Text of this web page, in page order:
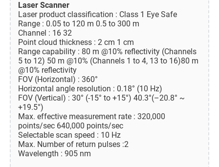
Laser Scanner
Laser product classification : Class 1 Eye Safe
Range : 0.05 to 120 m 0.5 to 300 m
Channel : 16 32
Point cloud thickness : 2 cm 1 cm
Range capability : 80 m @10% reflectivity (Channels
5 to 12) 50 m @10% (Channels 1 to 4, 13 to 16)80 m
@10% reflectivity
FOV (Horizontal) : 360°
Horizontal angle resolution : 0.18° (10 Hz)
FOV (Vertical) : 30° (-15° to +15°) 40.3°(–20.8° ~
+19.5°)
Max. effective measurement rate : 320,000
points/sec 640,000 points/sec
Selectable scan speed : 10 Hz
Max. Number of return pulses :2
Wavelength : 905 nm